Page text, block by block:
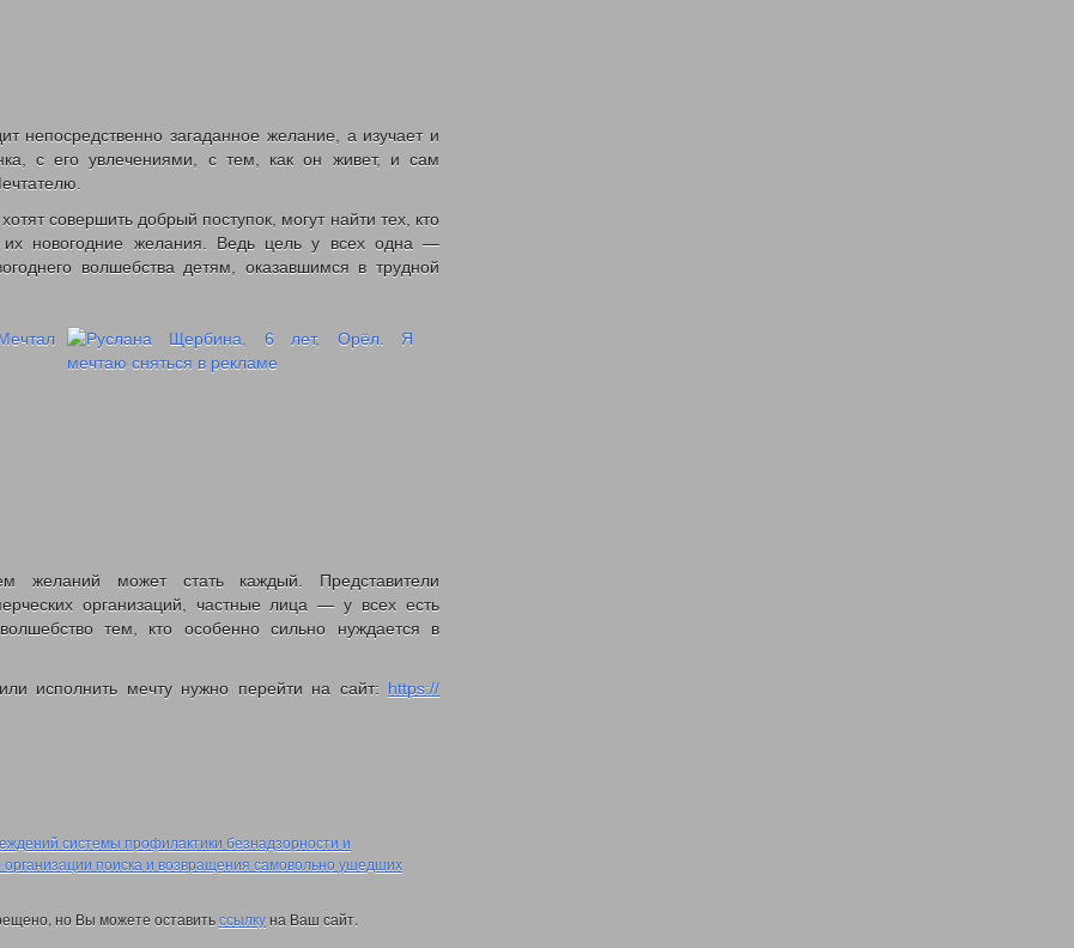
непосредственно загаданное желание, а изучает и
с его увлечениями, с тем, как он живет, и сам
совершить добрый поступок, могут найти тех, кто
новогодние желания. Ведь цель у всех одна —
волшебства детям, оказавшимся в трудной
желаний может стать каждый. Представители
организаций, частные лица — у всех есть
тем, кто особенно сильно нуждается в
исполнить мечту нужно перейти на сайт: https://
системы профилактики безнадзорности и
поиска и возвращения самовольно ушедших
но Вы можете оставитьссылкуна Ваш сайт.